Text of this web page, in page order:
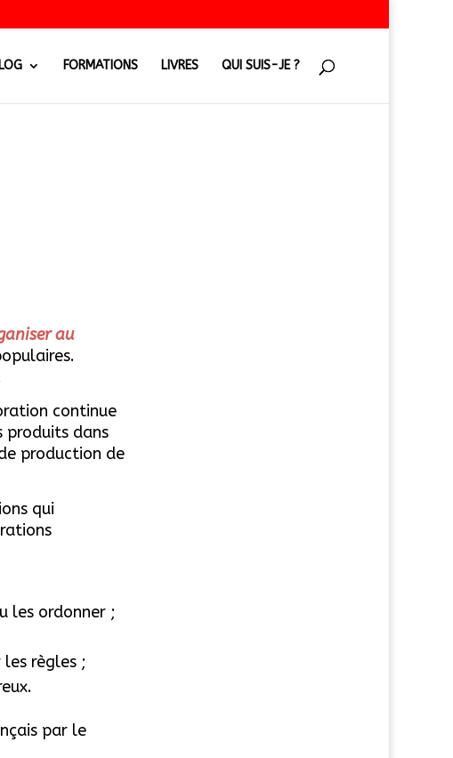
FORMATIONS LIVRES QUI SUIS-JE ?
au
continue
produits dans
production de
qui
les ordonner ;
règles ;
par le